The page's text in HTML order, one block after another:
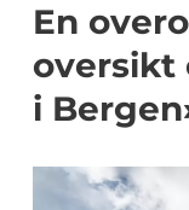
En
oversikt
i